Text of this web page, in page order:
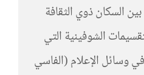
السكان ذوي الثقافة
الشوفينية التي
وسائل الإعلام (الفاسي